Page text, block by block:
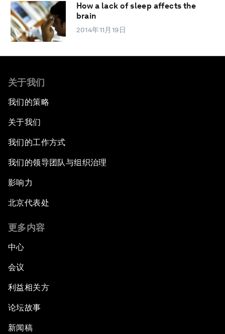
How a lack of sleep affects the
brain
2014年11月19日
关于我们
我们的策略
关于我们
我们的工作方式
我们的领导团队与组织治理
影响力
北京代表处
更多内容
中心
会议
利益相关方
论坛故事
新闻稿